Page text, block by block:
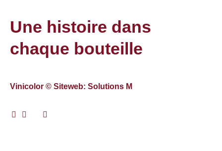
Une histoire dans
chaque bouteille
Vinicolor © Siteweb: Solutions M